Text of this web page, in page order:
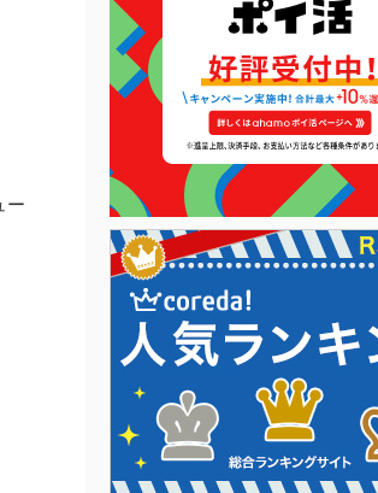
ー